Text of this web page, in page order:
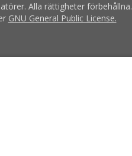
Alla rättigheter förbehållna.
GNU General Public License.